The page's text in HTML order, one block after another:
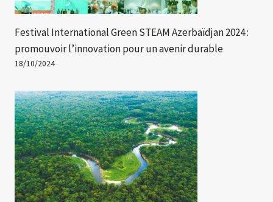
Festival International Green STEAM Azerbaïdjan 2024 :
promouvoir l’innovation pour un avenir durable
18/10/2024